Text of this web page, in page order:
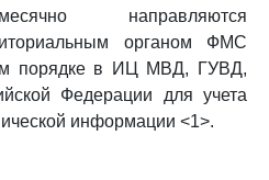
направляются
органом ФМС
порядке в ИЦ МВД, ГУВД,
Федерации для учета
информации <1>.